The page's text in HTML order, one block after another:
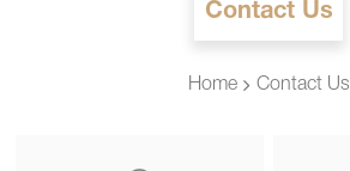
Contact Us
Home Contact Us